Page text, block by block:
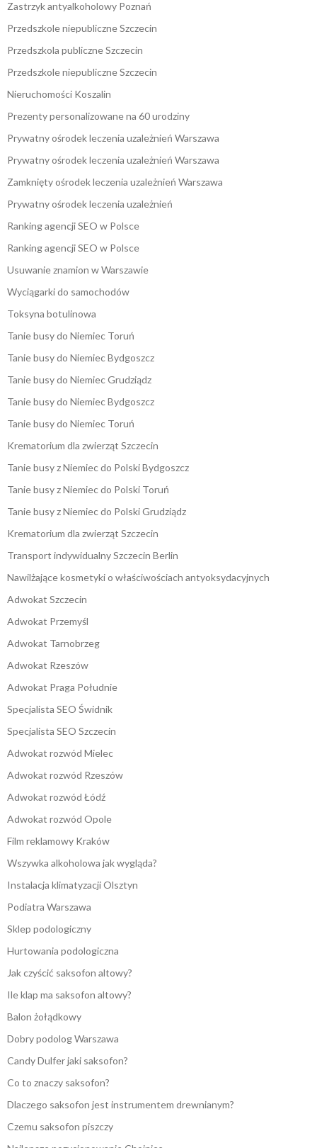
Zastrzyk antyalkoholowy Poznań
Przedszkole niepubliczne Szczecin
Przedszkola publiczne Szczecin
Przedszkole niepubliczne Szczecin
Nieruchomości Koszalin
Prezenty personalizowane na 60 urodziny
Prywatny ośrodek leczenia uzależnień Warszawa
Prywatny ośrodek leczenia uzależnień Warszawa
Zamknięty ośrodek leczenia uzależnień Warszawa
Prywatny ośrodek leczenia uzależnień
Ranking agencji SEO w Polsce
Ranking agencji SEO w Polsce
Usuwanie znamion w Warszawie
Wyciągarki do samochodów
Toksyna botulinowa
Tanie busy do Niemiec Toruń
Tanie busy do Niemiec Bydgoszcz
Tanie busy do Niemiec Grudziądz
Tanie busy do Niemiec Bydgoszcz
Tanie busy do Niemiec Toruń
Krematorium dla zwierząt Szczecin
Tanie busy z Niemiec do Polski Bydgoszcz
Tanie busy z Niemiec do Polski Toruń
Tanie busy z Niemiec do Polski Grudziądz
Krematorium dla zwierząt Szczecin
Transport indywidualny Szczecin Berlin
Nawilżające kosmetyki o właściwościach antyoksydacyjnych
Adwokat Szczecin
Adwokat Przemyśl
Adwokat Tarnobrzeg
Adwokat Rzeszów
Adwokat Praga Południe
Specjalista SEO Świdnik
Specjalista SEO Szczecin
Adwokat rozwód Mielec
Adwokat rozwód Rzeszów
Adwokat rozwód Łódź
Adwokat rozwód Opole
Film reklamowy Kraków
Wszywka alkoholowa jak wygląda?
Instalacja klimatyzacji Olsztyn
Podiatra Warszawa
Sklep podologiczny
Hurtowania podologiczna
Jak czyścić saksofon altowy?
Ile klap ma saksofon altowy?
Balon żołądkowy
Dobry podolog Warszawa
Candy Dulfer jaki saksofon?
Co to znaczy saksofon?
Dlaczego saksofon jest instrumentem drewnianym?
Czemu saksofon piszczy